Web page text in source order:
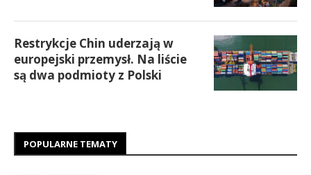
Restrykcje Chin uderzają w
europejski przemysł. Na liście
są dwa podmioty z Polski
POPULARNE TEMATY